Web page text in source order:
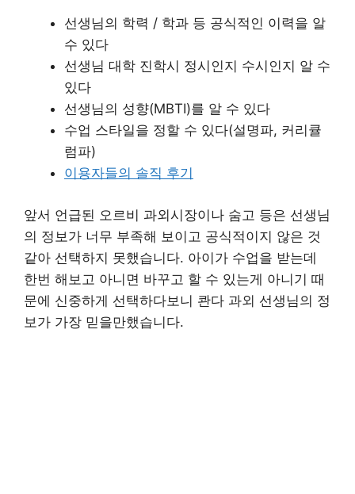
선생님의 학력 / 학과 등 공식적인 이력을 알
수 있다
선생님 대학 진학시 정시인지 수시인지 알 수
있다
선생님의 성향(MBTI)를 알 수 있다
수업 스타일을 정할 수 있다(설명파, 커리큘
럼파)
이용자들의 솔직 후기
앞서 언급된 오르비 과외시장이나 숨고 등은 선생님
의 정보가 너무 부족해 보이고 공식적이지 않은 것
같아 선택하지 못했습니다. 아이가 수업을 받는데
한번 해보고 아니면 바꾸고 할 수 있는게 아니기 때
문에 신중하게 선택하다보니 콴다 과외 선생님의 정
보가 가장 믿을만했습니다.